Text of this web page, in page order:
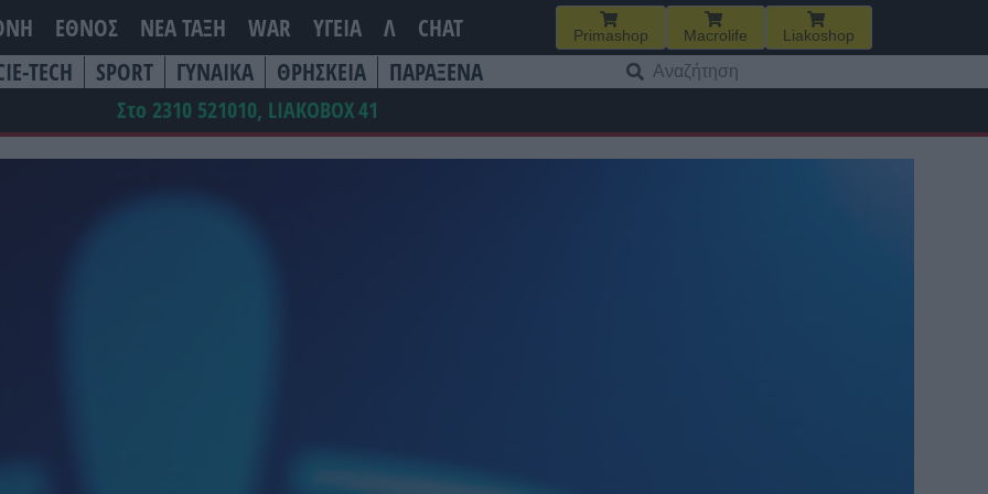
ΕΘΝΟΣ ΝΕΑ ΤΆΞΗ WAR ΥΓΕΙΑ Λ CHAT Primashop Macrolife Liakoshop
TECH SPORT ΓΥΝΑΙΚΑ ΘΡΗΣΚΕΙΑ ΠΑΡΑΞΕΝΑ
για:
Στο 2310 521010, LIAKOBOX41